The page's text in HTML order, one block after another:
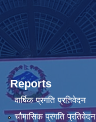
Reports
वार्षिक प्रगति प्रतिवेदन
चौमासिक प्रगति प्रतिवेदन